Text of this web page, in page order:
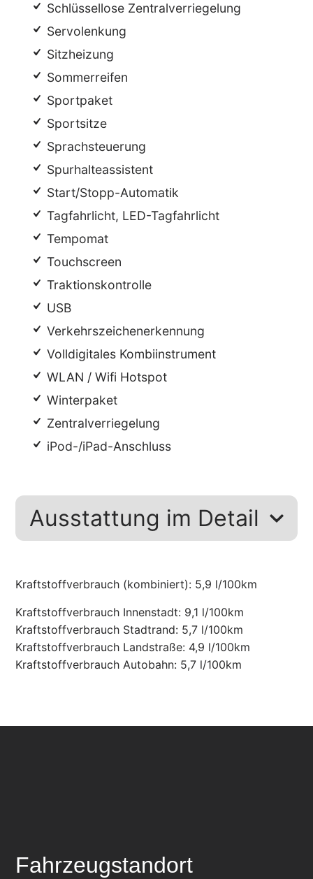
Schlüssellose Zentralverriegelung
Servolenkung
Sitzheizung
Sommerreifen
Sportpaket
Sportsitze
Sprachsteuerung
Spurhalteassistent
Start/Stopp-Automatik
Tagfahrlicht, LED-Tagfahrlicht
Tempomat
Touchscreen
Traktionskontrolle
USB
Verkehrszeichenerkennung
Volldigitales Kombiinstrument
WLAN / Wifi Hotspot
Winterpaket
Zentralverriegelung
iPod-/iPad-Anschluss
Ausstattung im Detail
Kraftstoffverbrauch (kombiniert): 5,9 l/100km
Kraftstoffverbrauch Innenstadt: 9,1 l/100km
Kraftstoffverbrauch Stadtrand: 5,7 l/100km
Kraftstoffverbrauch Landstraße: 4,9 l/100km
Kraftstoffverbrauch Autobahn: 5,7 l/100km
Fahrzeugstandort